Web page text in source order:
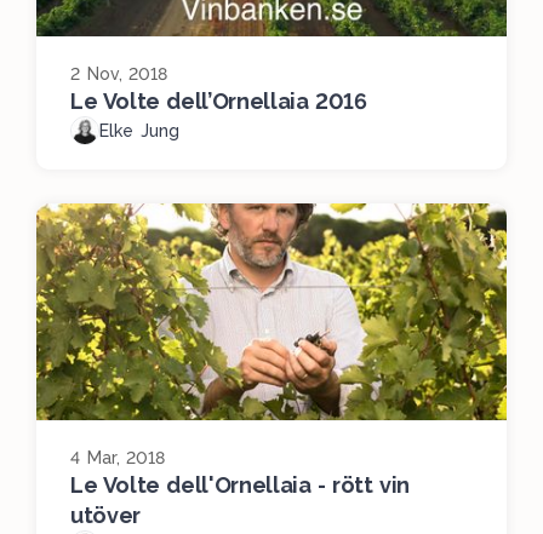
2 Nov, 2018
Le Volte dell’Ornellaia 2016
Elke Jung
4 Mar, 2018
Le Volte dell'Ornellaia - rött vin
utöver